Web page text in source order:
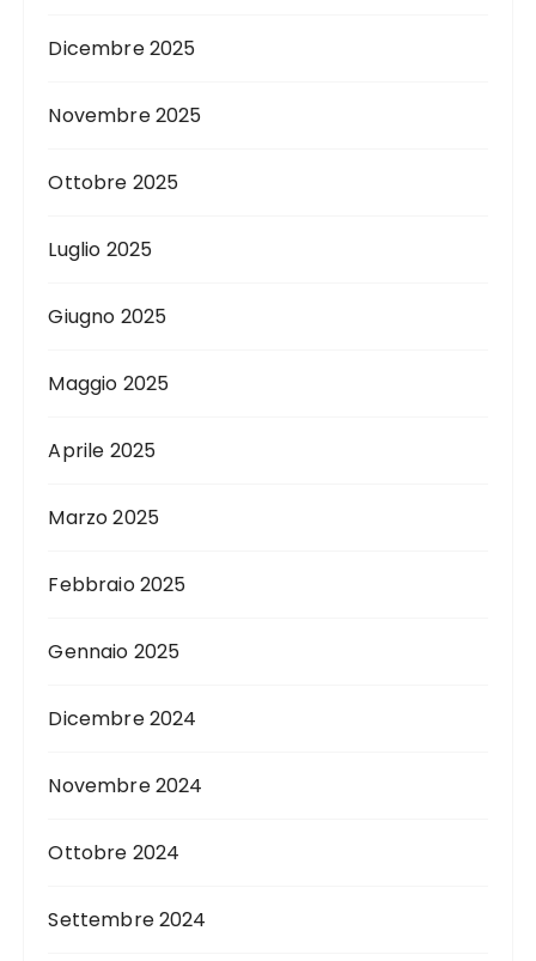
Dicembre 2025
Novembre 2025
Ottobre 2025
Luglio 2025
Giugno 2025
Maggio 2025
Aprile 2025
Marzo 2025
Febbraio 2025
Gennaio 2025
Dicembre 2024
Novembre 2024
Ottobre 2024
Settembre 2024